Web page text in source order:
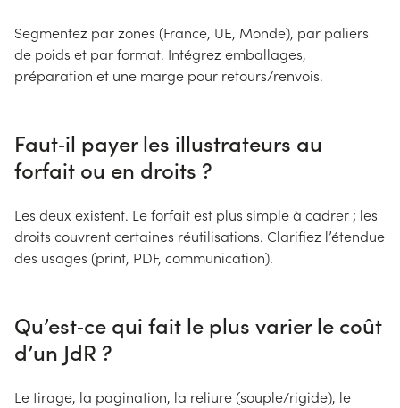
Segmentez par zones (France, UE, Monde), par paliers
de poids et par format. Intégrez emballages,
préparation et une marge pour retours/renvois.
Faut‑il payer les illustrateurs au
forfait ou en droits ?
Les deux existent. Le forfait est plus simple à cadrer ; les
droits couvrent certaines réutilisations. Clarifiez l’étendue
des usages (print, PDF, communication).
Qu’est‑ce qui fait le plus varier le coût
d’un JdR ?
Le tirage, la pagination, la reliure (souple/rigide), le